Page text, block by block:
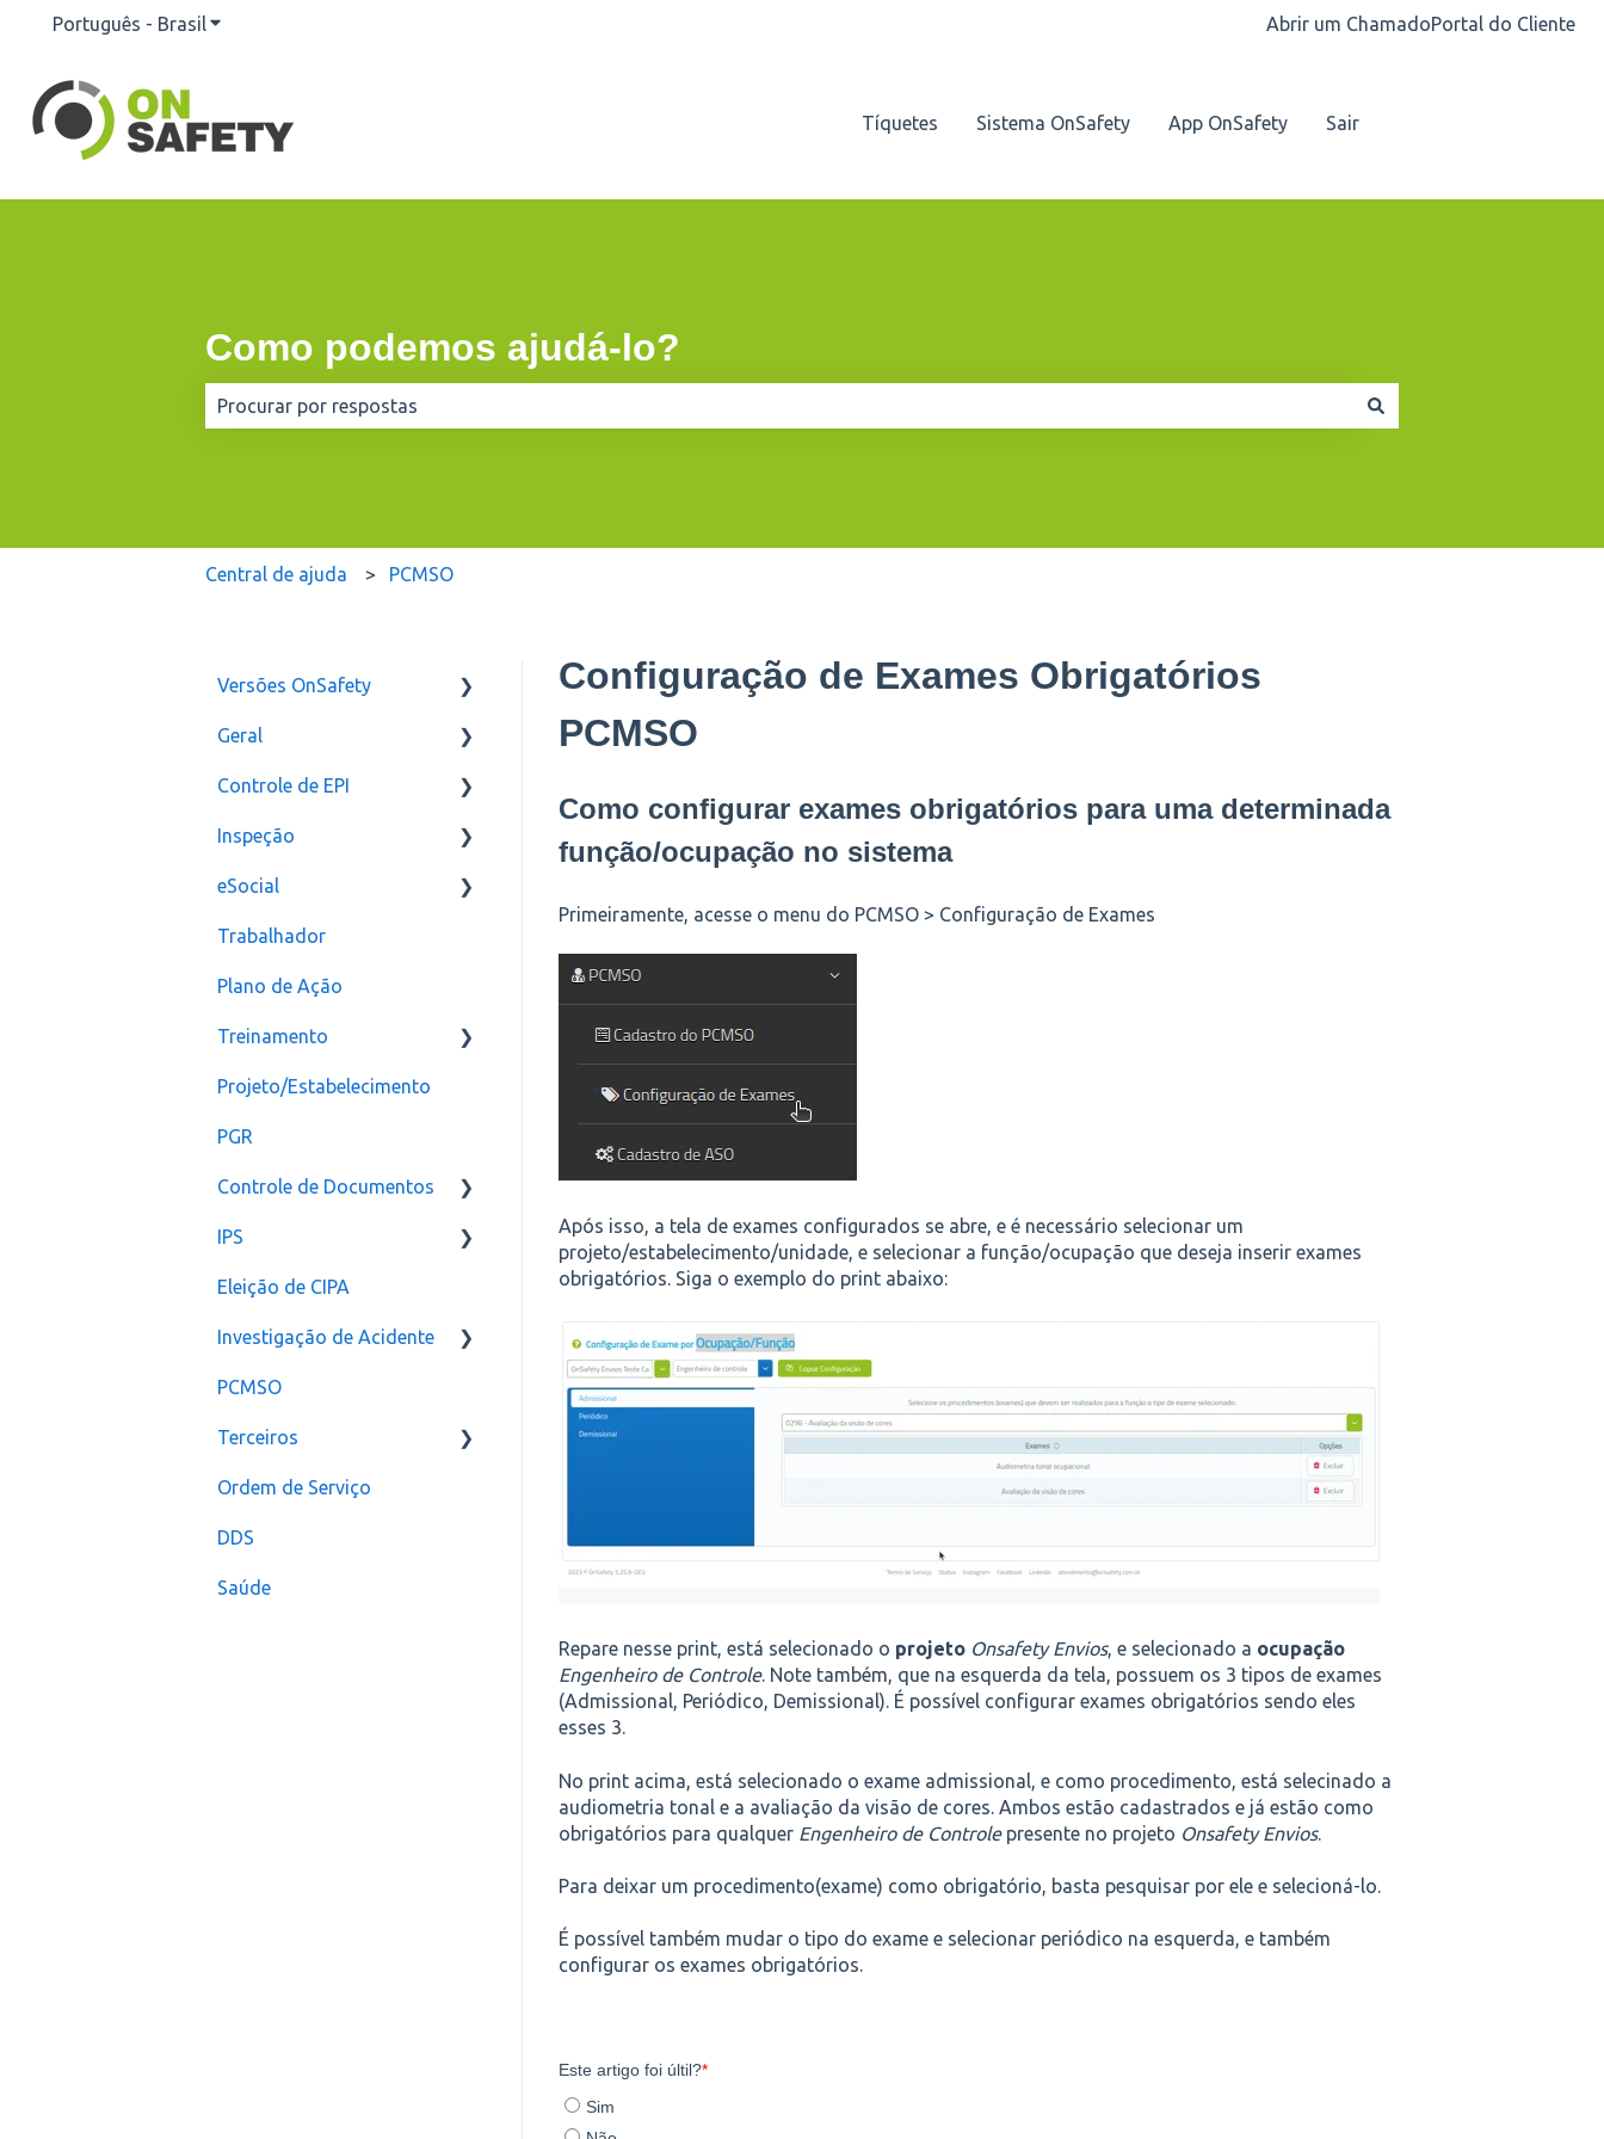
Português - BrasilMostrar submenu para traduções Abrir um ChamadoPortal do Cliente
Tíquetes Sistema OnSafety App OnSafety Sair
Como podemos ajudá-lo?
Central de ajuda PCMSO
Configuração de Exames Obrigatórios
PCMSO
Como configurar exames obrigatórios para uma determinada
função/ocupação no sistema
Primeiramente, acesse o menu do PCMSO > Configuração de Exames
Após isso, a tela de exames configurados se abre, e é necessário selecionar um
projeto/estabelecimento/unidade, e selecionar a função/ocupação que deseja inserir exames
obrigatórios. Siga o exemplo do print abaixo:
Repare nesse print, está selecionado o projeto Onsafety Envios, e selecionado a ocupação
Engenheiro de Controle. Note também, que na esquerda da tela, possuem os 3 tipos de exames
(Admissional, Periódico, Demissional). É possível configurar exames obrigatórios sendo eles
esses 3.
No print acima, está selecionado o exame admissional, e como procedimento, está selecinado a
audiometria tonal e a avaliação da visão de cores. Ambos estão cadastrados e já estão como
obrigatórios para qualquer Engenheiro de Controle presente no projeto Onsafety Envios.
Para deixar um procedimento(exame) como obrigatório, basta pesquisar por ele e selecioná-lo.
É possível também mudar o tipo do exame e selecionar periódico na esquerda, e também
configurar os exames obrigatórios.
Versões OnSafety
Última Versão
Versões anteriores
Geral
Usuários
Controle de EPI
Configurações
assinatura
Inspeção
Relatórios e Indicadores
Inspeção Visual
Plano de ação
Checklist
eSocial
Erros
Criação
CAT
Trabalhador
Plano de Ação
Treinamento
Configuração
Projeto/Estabelecimento
PGR
Controle de Documentos
Notificação
IPS
Configurações
Eleição de CIPA
Investigação de Acidente
Configuração
PCMSO
Terceiros
Usuário
Ordem de Serviço
DDS
Saúde